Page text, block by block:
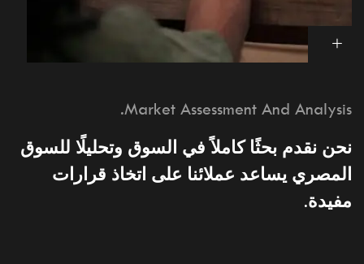
Market Assessment And Analysis.
نحن نقدم بحثًا كاملاً في السوق وتحليلًا للسوق
المصري يساعد عملائنا على اتخاذ قرارات
مفيدة.